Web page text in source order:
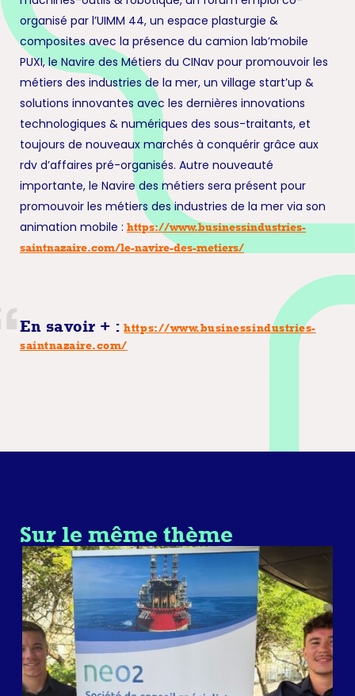
organisé par l’UIMM 44, un espace plasturgie &
composites avec la présence du camion lab’mobile
PUXI, le Navire des Métiers du CINav pour promouvoir les
métiers des industries de la mer, un village start’up &
solutions innovantes avec les dernières innovations
technologiques & numériques des sous-traitants, et
toujours de nouveaux marchés à conquérir grâce aux
rdv d’affaires pré-organisés. Autre nouveauté
importante, le Navire des métiers sera présent pour
promouvoir les métiers des industries de la mer via son
animation mobile : https://www.businessindustries-
saintnazaire.com/le-navire-des-metiers/
En savoir + :https://www.businessindustries-
saintnazaire.com/
Sur le même thème